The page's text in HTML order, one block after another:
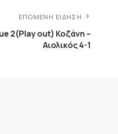
ΕΠΌΜΕΝΗ ΕΊΔΗΣΗ
2(Play out) Κοζάνη –
Αιολικός 4-1